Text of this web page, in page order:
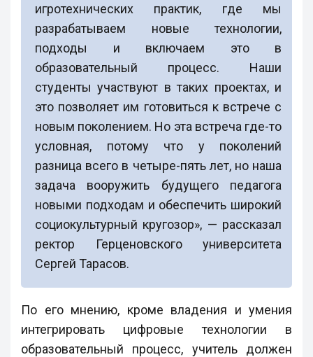
игротехнических практик, где мы
разрабатываем новые технологии,
подходы и включаем это в
образовательный процесс. Наши
студенты участвуют в таких проектах, и
это позволяет им готовиться к встрече с
новым поколением. Но эта встреча где-то
условная, потому что у поколений
разница всего в четыре-пять лет, но наша
задача вооружить будущего педагога
новыми подходам и обеспечить широкий
социокультурный кругозор», — рассказал
ректор Герценовского университета
Сергей Тарасов.
По его мнению, кроме владения и умения
интегрировать цифровые технологии в
образовательный процесс, учитель должен